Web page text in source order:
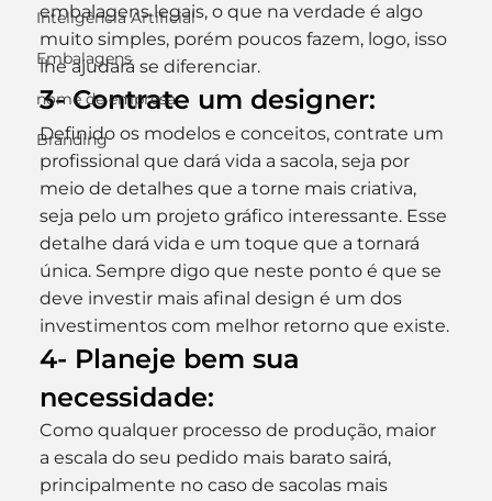
Inteligência Artificial
Embalagens
nome de empresa
Branding
embalagens legais, o que na verdade é algo
muito simples, porém poucos fazem, logo, isso
lhe ajudará se diferenciar.
3- Contrate um designer:
Definido os modelos e conceitos, contrate um
profissional que dará vida a sacola, seja por
meio de detalhes que a torne mais criativa,
seja pelo um projeto gráfico interessante. Esse
detalhe dará vida e um toque que a tornará
única. Sempre digo que neste ponto é que se
deve investir mais afinal design é um dos
investimentos com melhor retorno que existe.
4- Planeje bem sua
necessidade:
Como qualquer processo de produção, maior
a escala do seu pedido mais barato sairá,
principalmente no caso de sacolas mais